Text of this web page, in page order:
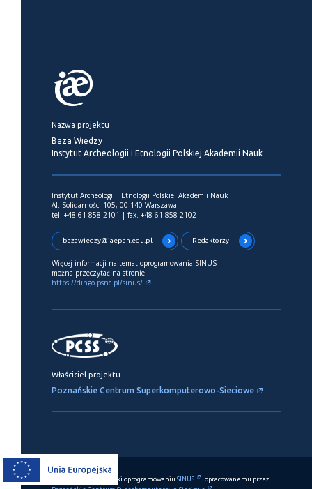
Nazwa projektu
Baza Wiedzy
Instytut Archeologii i Etnologii Polskiej Akademii Nauk
Instytut Archeologii i Etnologii Polskiej Akademii Nauk
Al. Solidarności 105, 00-140 Warszawa
tel. +48 61-858-2101 | fax. +48 61-858-2102
bazawiedzy@iaepan.edu.pl Redaktorzy
Więcej informacji na temat oprogramowania SINUS
można przeczytać na stronie:
https://dingo.psnc.pl/sinus/
Właściciel projektu
Poznańskie Centrum Superkomputerowo-Sieciowe
Ten serwis działa dzięki oprogramowaniu SINUS
opracowanemu przez